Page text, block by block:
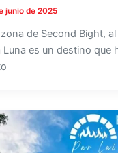
junio de 2025
de Second Bight,
Luna es un destino que